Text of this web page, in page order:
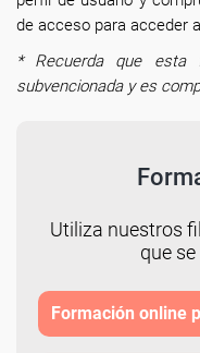
de acceso para acceder
* Recuerda que esta
subvencionada y es
Utiliza nuestros
que
Formación online